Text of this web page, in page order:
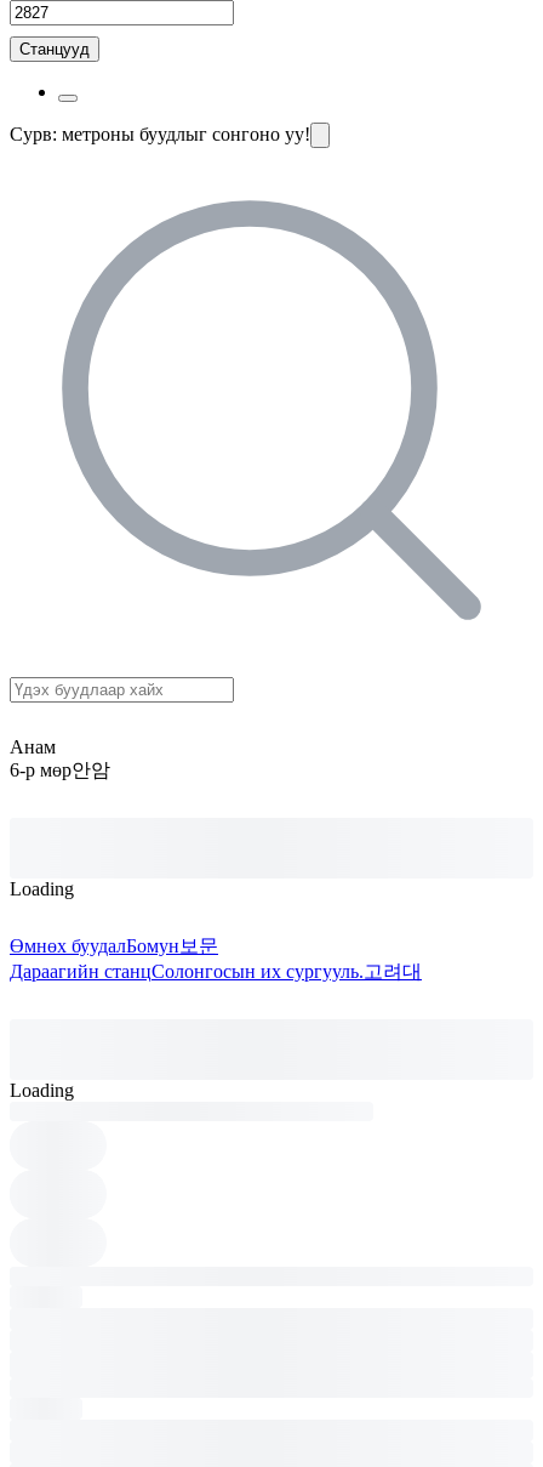
Станцууд
Сурв: метроны буудлыг сонгоно уу!
Анам
6-р мөр안암
Loading
Өмнөх буудалБомун 보문
Дараагийн станцСолонгосын их сургууль.고려대
Loading